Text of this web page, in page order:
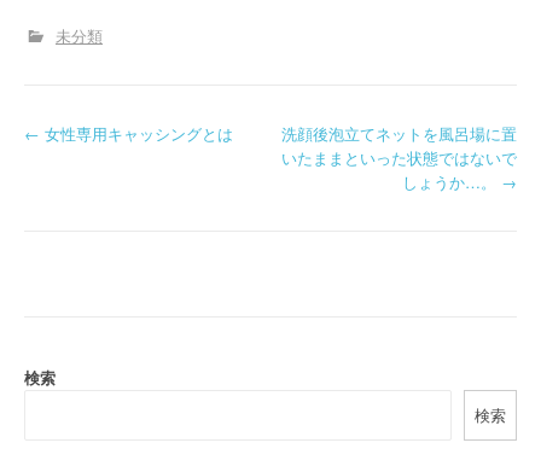
未分類
P
a
← 女性専用キャッシングとは
洗顔後泡立てネットを風呂場に置
いたままといった状態ではないで
しょうか…。 →
検索
検索